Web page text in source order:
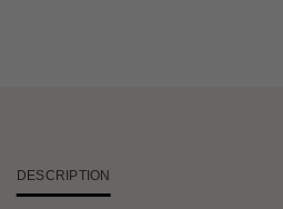
DESCRIPTION